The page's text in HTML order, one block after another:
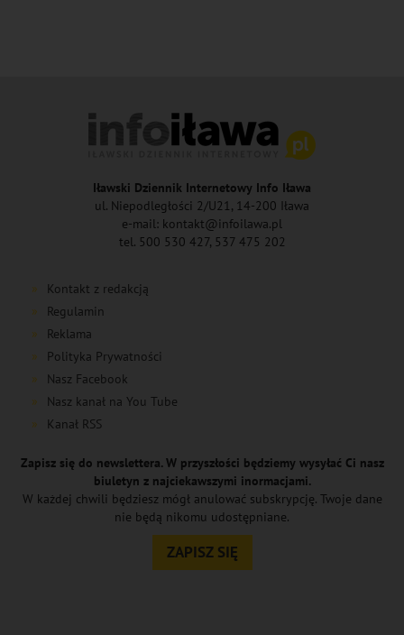
Iławski Dziennik Internetowy Info Iława
ul. Niepodległości 2/U21, 14-200 Iława
e-mail: kontakt@infoilawa.pl
tel. 500 530 427, 537 475 202
Kontakt z redakcją
Regulamin
Reklama
Polityka Prywatności
Nasz Facebook
Nasz kanał na You Tube
Kanał RSS
Zapisz się do newslettera. W przyszłości będziemy wysyłać Ci nasz
biuletyn z najciekawszymi inormacjami.
W każdej chwili będziesz mógł anulować subskrypcję. Twoje dane
nie będą nikomu udostępniane.
ZAPISZ SIĘ